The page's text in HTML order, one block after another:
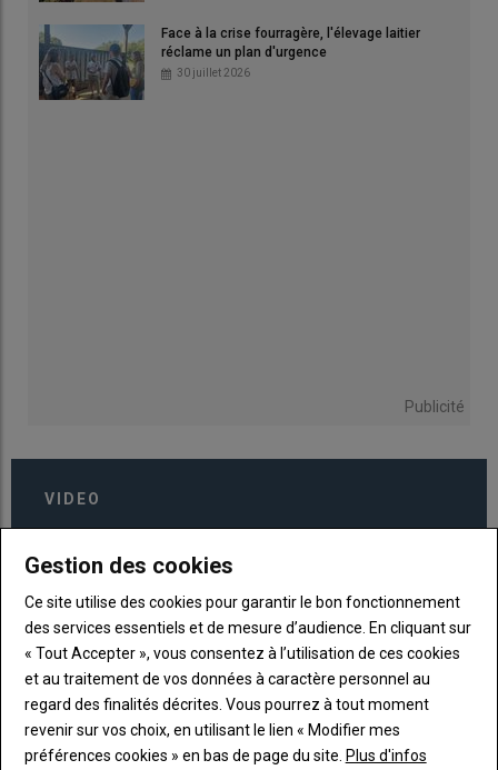
Face à la crise fourragère, l'élevage laitier
réclame un plan d'urgence
30 juillet 2026
Publicité
VIDEO
Gestion des cookies
Ce site utilise des cookies pour garantir le bon fonctionnement
des services essentiels et de mesure d’audience. En cliquant sur
« Tout Accepter », vous consentez à l’utilisation de ces cookies
et au traitement de vos données à caractère personnel au
regard des finalités décrites. Vous pourrez à tout moment
revenir sur vos choix, en utilisant le lien « Modifier mes
préférences cookies » en bas de page du site. Plus d'infos